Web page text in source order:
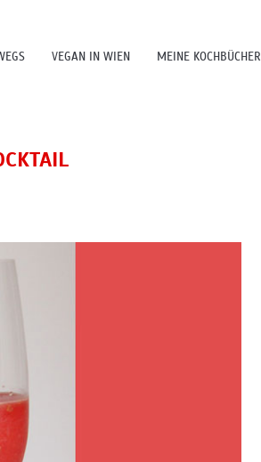
VEGAN IN WIEN MEINE KOCHBÜCHER